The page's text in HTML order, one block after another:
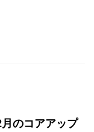
のコアアップ